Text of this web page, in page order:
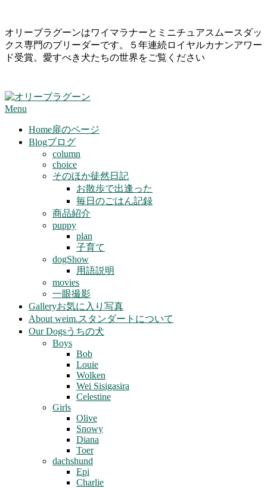
Skip
to
content
オリーブラグーンはワイマラナーとミニチュアスムースダッ
クス専門のブリーダーです。５年連続ロイヤルカナンアワー
ド受賞。愛すべき犬たちの世界をご覧ください
Primary
Menu
Menu
Home扉のページ
Blogブログ
column
choice
そのほか徒然日記
お散歩で出逢った
毎日のごはん記録
商品紹介
puppy
plan
子育て
dogShow
用語説明
movies
一眼撮影
Galleryお気に入り写真
About weim.スタンダートについて
Our Dogsうちの犬
Boys
Bob
Louie
Wolken
Wei Sisigasira
Celestine
Girls
Olive
Snowy
Diana
Toer
dachshund
Epi
Charlie